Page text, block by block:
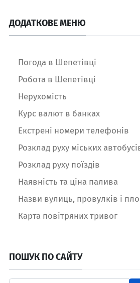
ДОДАТКОВЕ МЕНЮ
Погода в Шепетівці
Робота в Шепетівці
Нерухомість
Курс валют в банках
Екстрені номери телефонів
Розклад руху міських
Розклад руху поїздів
Наявність та ціна палива
Назви вулиць, провулків і
Карта повітряних тривог
ПОШУК ПО САЙТУ